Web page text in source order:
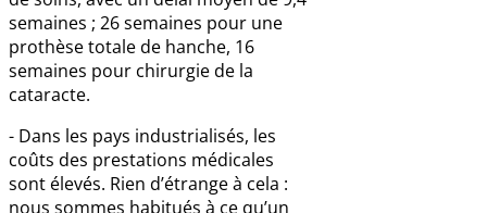
semaines ; 26 semaines pour une
prothèse totale de hanche, 16
semaines pour chirurgie de la
cataracte.
- Dans les pays industrialisés, les
coûts des prestations médicales
sont élevés. Rien d’étrange à cela :
nous sommes habitués à ce qu’un